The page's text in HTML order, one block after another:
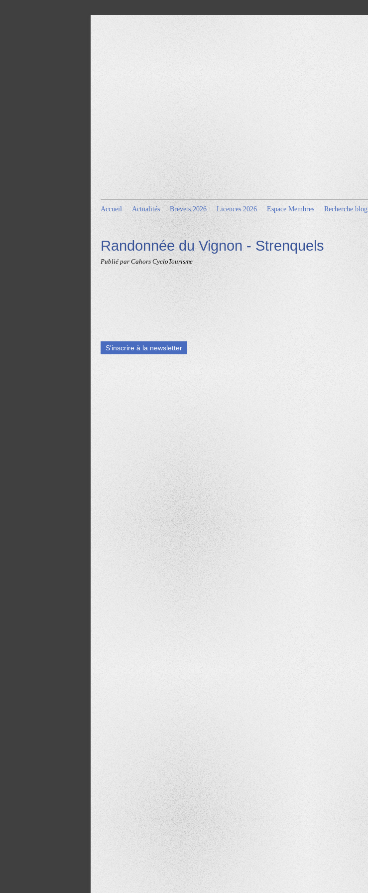
Accueil Actualités Brevets 2026 Licences 2026 Espace Membres Recherche blog
Randonnée du Vignon - Strenquels
Publié par Cahors CycloTourisme
S'inscrire à la newsletter